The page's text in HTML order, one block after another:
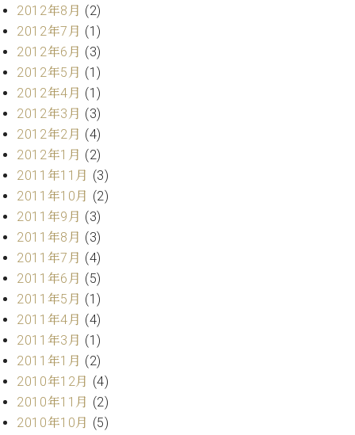
律
師
紹
介
律
料
金
表
お
問
合
わ
せ
尾山調律師のブ
ログ Die
Musikgasse（音
楽の小道）
2012年8月 (2)
2012年7月 (1)
2012年6月 (3)
2012年5月 (1)
2012年4月 (1)
2012年3月 (3)
2012年2月 (4)
2012年1月 (2)
2011年11月 (3)
2011年10月 (2)
2011年9月 (3)
2011年8月 (3)
2011年7月 (4)
2011年6月 (5)
2011年5月 (1)
2011年4月 (4)
2011年3月 (1)
2011年1月 (2)
2010年12月 (4)
2010年11月 (2)
2010年10月 (5)